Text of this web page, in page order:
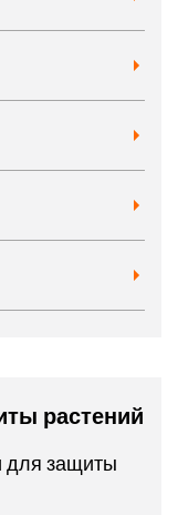
растений
для защиты